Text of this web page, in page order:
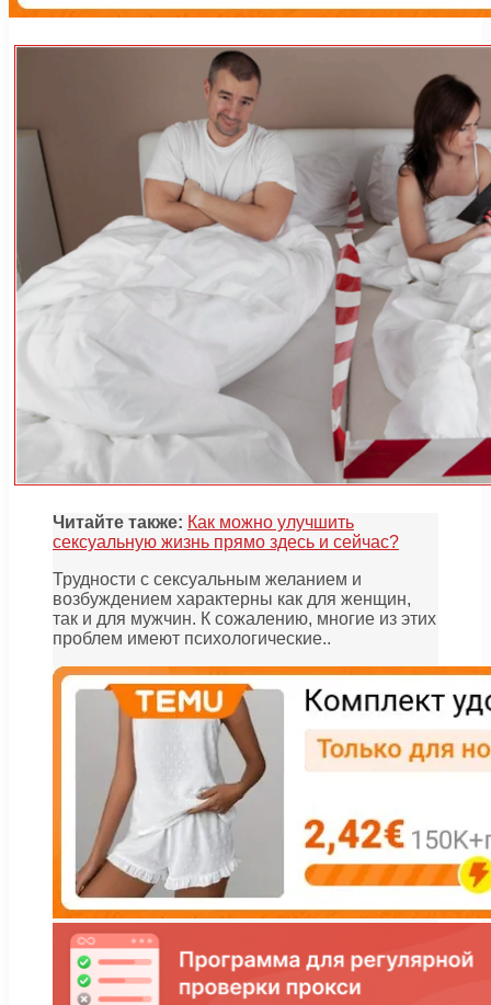
Читайте также: Как можно улучшить
сексуальную жизнь прямо здесь и сейчас?
Трудности с сексуальным желанием и
возбуждением характерны как для женщин,
так и для мужчин. К сожалению, многие из этих
проблем имеют психологические..